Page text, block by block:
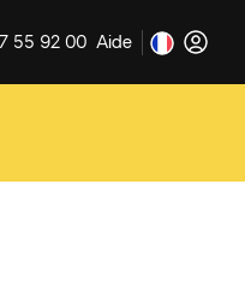
55 92 00 Aide